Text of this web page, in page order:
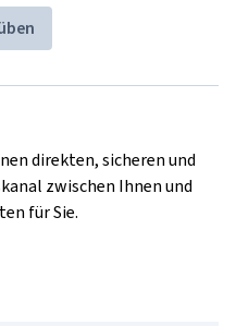
direkten, sicheren und
zwischen Ihnen und
für Sie.